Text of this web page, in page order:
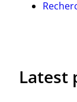
Latest